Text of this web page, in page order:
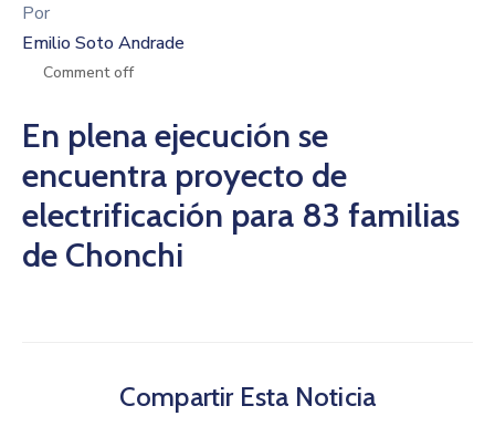
Por
Emilio Soto Andrade
Comment off
En plena ejecución se
encuentra proyecto de
electrificación para 83 familias
de Chonchi
Compartir Esta Noticia